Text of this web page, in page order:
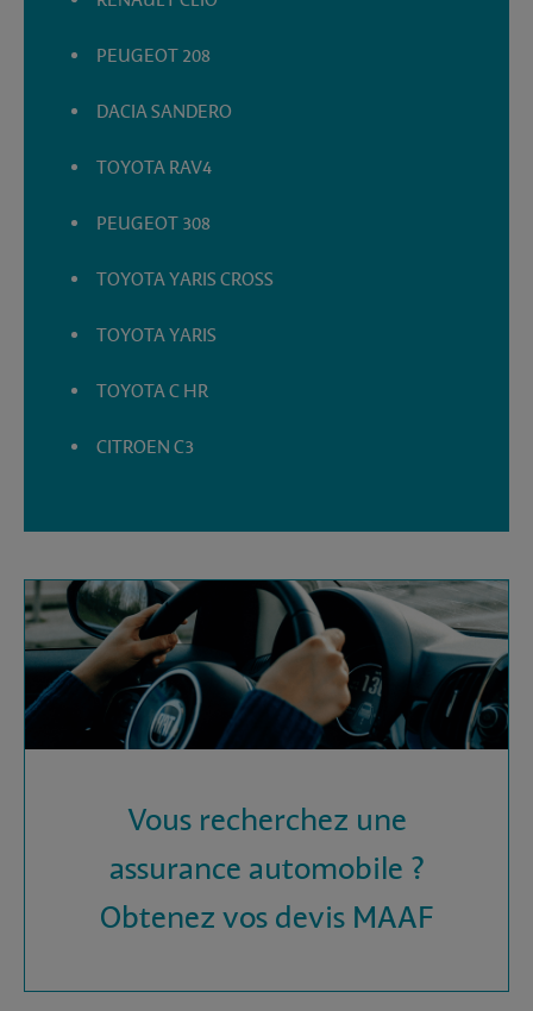
PEUGEOT 208
DACIA SANDERO
TOYOTA RAV4
PEUGEOT 308
TOYOTA YARIS CROSS
TOYOTA YARIS
TOYOTA C HR
CITROEN C3
Vous recherchez une
assurance automobile ?
Obtenez vos devis MAAF